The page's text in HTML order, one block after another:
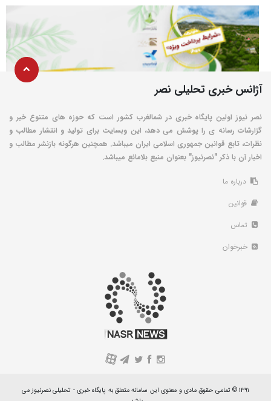
آژانس خبری تحلیلی نصر
نصر نیوز اولین پایگاه خبری در شمالغرب کشور است که حوزه های متنوع خبر و
گزارشات رسانه ی را پوشش می دهد، این وبسایت برای تولید و انتشار مطالب و
نظرات، تابع قوانین جمهوری اسلامی ایران میباشد. همچنین هرگونه بازنشر مطالب و
اخبار آن با ذکر "نصرنیوز" بعنوان منبع بلامانع میباشد.
درباره ما
قوانین
تماس
خبرخوان
A
۱۳۹۱ © تمامی حقوق مادی و معنوی این سامانه متعلق به پایگاه خبری - تحلیلی نصرنیوز می